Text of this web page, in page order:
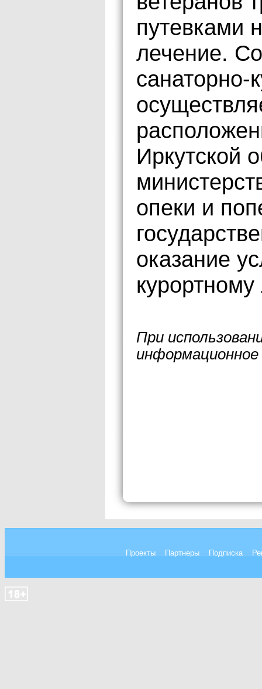
путевками
лечение.
санаторно-
Иркутской
опеки и
оказание
При
Проекты Партнеры Подписка